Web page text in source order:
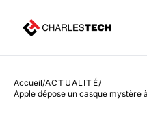
Accueil/ACTUALITÉ/
Apple dépose un casque mystère